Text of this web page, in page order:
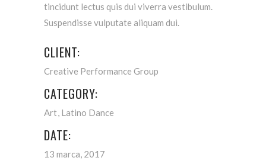
tincidunt lectus quis dui viverra vestibulum.
Suspendisse vulputate aliquam dui.
CLIENT:
Creative Performance Group
CATEGORY:
Art Latino Dance
DATE:
13 marca, 2017